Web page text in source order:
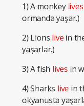
1) A monkey lives
ormanda yaşar.)
2) Lions live in
yaşarlar.)
3) A fish lives in
4) Sharks live in
okyanusta